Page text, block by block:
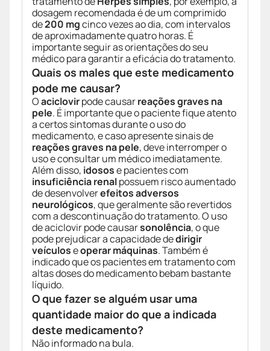
dosagem recomendada é de um comprimido
de200 mgcinco vezes ao dia, com intervalos
de aproximadamente quatro horas. É
importante seguir as orientações do seu
médico para garantir a eficácia do tratamento.
Quais os males que este medicamento
pode me causar?
Oaciclovirpode causarreações graves na
pele. É importante que o paciente fique atento
a certos sintomas durante o uso do
medicamento, e caso apresente sinais de
reações graves na pele, deve interromper o
uso e consultar um médico imediatamente.
Além disso, idosose pacientes com
insuficiência renalpossuem risco aumentado
de desenvolverefeitos adversos
neurológicos, que geralmente são revertidos
com a descontinuação do tratamento. O uso
de aciclovir pode causarsonolência, o que
pode prejudicar a capacidade dedirigir
veículoseoperar máquinas. Também é
indicado que os pacientes em tratamento com
altas doses do medicamento bebam bastante
líquido.
O que fazer se alguém usar uma
quantidade maior do que a indicada
deste medicamento?
Não informado na bula.